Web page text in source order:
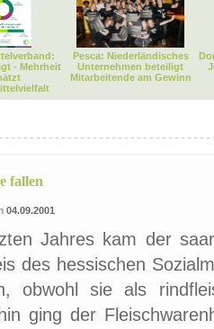
- Mehrheit
Pesca: Niederländisches
Unternehmen beteiligt
Mitarbeitende am Gewinn
fallen
04.09.2001
Jahres kam der
des hessischen
obwohl sie als
ging der